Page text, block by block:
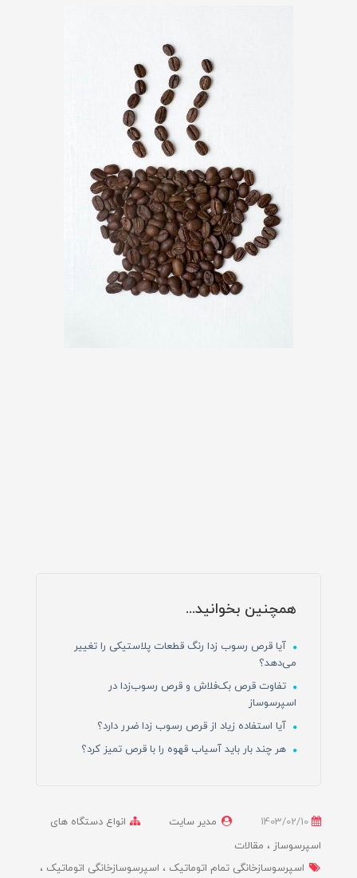
همچنین بخوانید...
آیا قرص رسوب زدا رنگ قطعات پلاستیکی را تغییر
می‌دهد؟
تفاوت قرص بک‌فلاش و قرص رسوب‌زدا در
اسپرسوساز
آیا استفاده زیاد از قرص رسوب زدا ضرر دارد؟
هر چند بار باید آسیاب قهوه را با قرص تمیز کرد؟
مدیر سایت
انواع دستگاه های
اسپرسوساز
مقالات
اسپرسوسازخانگی تمام اتوماتیک
اسپرسوسازخانگی اتوماتیک